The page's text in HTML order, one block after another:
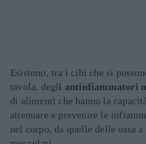
Esistono, tra i cibi che si
tavola, degli antinfiammatori
di alimenti che hanno la
attenuare e prevenire le
nel corpo, da quelle delle ossa